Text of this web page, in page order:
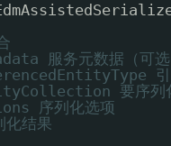
服务元数据（可
引
要序列
序列化选项
结果